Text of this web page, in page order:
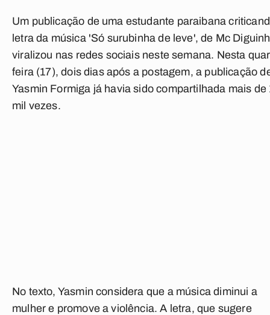
Um publicação de uma estudante paraibana
letra da música 'Só surubinha de leve', de Mc
viralizou nas redes sociais neste semana. Nesta
feira (17), dois dias após a postagem, a publicação
Yasmin Formiga já havia sido compartilhada mais de
mil vezes.
No texto, Yasmin considera que a música diminui a
mulher e promove a violência. A letra, que sugere